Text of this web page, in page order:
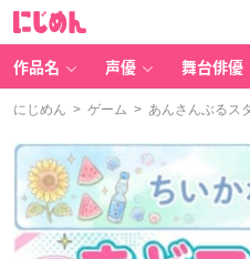
作品名 声優 舞台俳優
にじめん > ゲーム > あんさんぶるス